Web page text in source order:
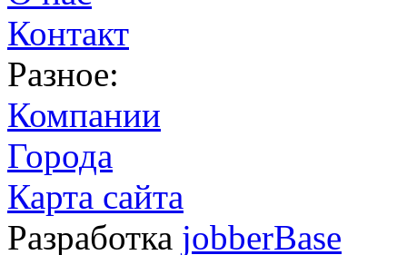
Контакт
Разное:
Компании
Города
Карта сайта
Разработка jobberBase